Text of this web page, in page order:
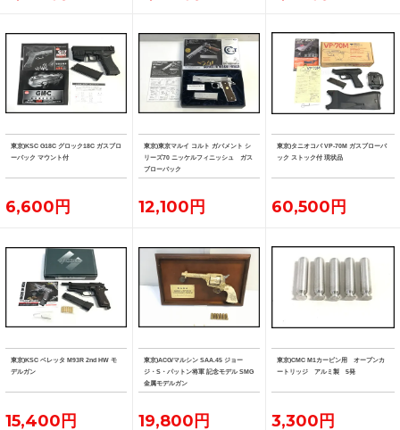
東京)KSC G18C グロック18C ガスブロ
ーバック マウント付
6,600円
東京)東京マルイ コルト ガバメント シ
リーズ70 ニッケルフィニッシュ ガス
ブローバック
12,100円
東京)タニオコバ VP-70M ガスブローバ
ック ストック付 現状品
60,500円
東京)KSC ベレッタ M93R 2nd HW モ
デルガン
15,400円
東京)ACG/マルシン SAA.45 ジョー
ジ・S・パットン将軍 記念モデル SMG
金属モデルガン
19,800円
東京)CMC M1カービン用 オープンカ
ートリッジ アルミ製 5発
3,300円